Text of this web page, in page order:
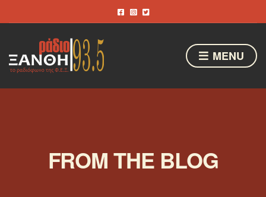
MENU
FROM THE BLOG